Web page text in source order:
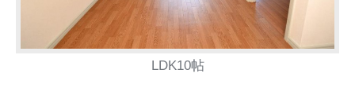
LDK10帖